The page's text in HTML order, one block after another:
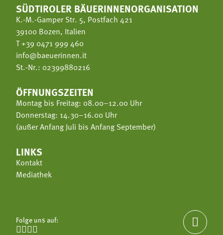
SÜDTIROLER BÄUERINNENORGANISATION
K.-M.-Gamper Str. 5, Postfach 421
39100 Bozen, Italien
T+39 0471 999 460
info@baeuerinnen.it
St.-Nr.: 02399880216
ÖFFNUNGSZEITEN
Montag bis Freitag: 08.00–12.00 Uhr
Donnerstag: 14.30–16.00 Uhr
(außer Anfang Juli bis Anfang September)
LINKS
Kontakt
Mediathek
Folge uns auf:

